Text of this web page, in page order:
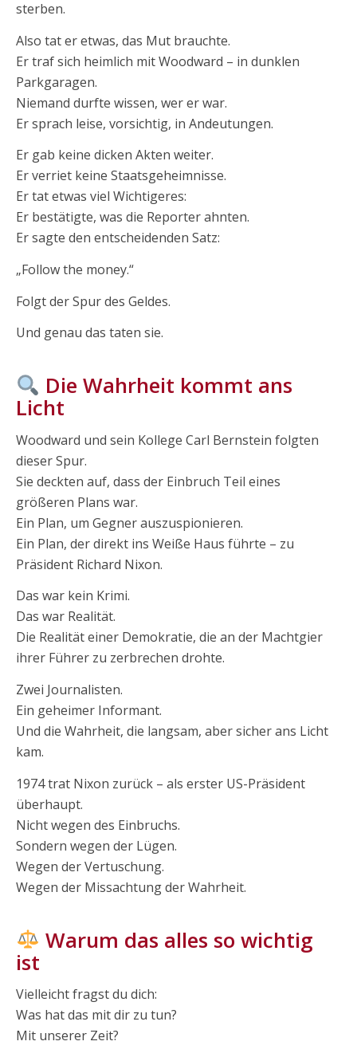
sterben.
Also tat er etwas, das Mut brauchte.
Er traf sich heimlich mit Woodward – in dunklen
Parkgaragen.
Niemand durfte wissen, wer er war.
Er sprach leise, vorsichtig, in Andeutungen.
Er gab keine dicken Akten weiter.
Er verriet keine Staatsgeheimnisse.
Er tat etwas viel Wichtigeres:
Er bestätigte, was die Reporter ahnten.
Er sagte den entscheidenden Satz:
„Follow the money.“
Folgt der Spur des Geldes.
Und genau das taten sie.
Die Wahrheit kommt ans
Licht
Woodward und sein Kollege Carl Bernstein folgten
dieser Spur.
Sie deckten auf, dass der Einbruch Teil eines
größeren Plans war.
Ein Plan, um Gegner auszuspionieren.
Ein Plan, der direkt ins Weiße Haus führte – zu
Präsident Richard Nixon.
Das war kein Krimi.
Das war Realität.
Die Realität einer Demokratie, die an der Machtgier
ihrer Führer zu zerbrechen drohte.
Zwei Journalisten.
Ein geheimer Informant.
Und die Wahrheit, die langsam, aber sicher ans Licht
kam.
1974 trat Nixon zurück – als erster US-Präsident
überhaupt.
Nicht wegen des Einbruchs.
Sondern wegen der Lügen.
Wegen der Vertuschung.
Wegen der Missachtung der Wahrheit.
Warum das alles so wichtig
ist
Vielleicht fragst du dich:
Was hat das mit dir zu tun?
Mit unserer Zeit?